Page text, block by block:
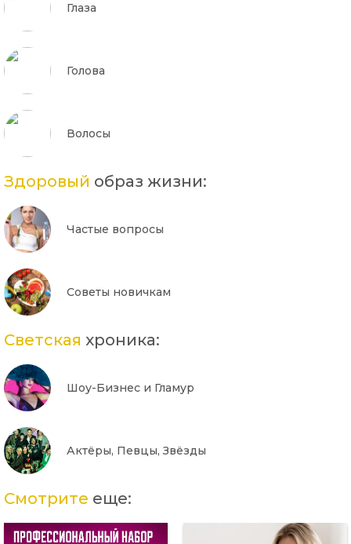
Глаза
Голова
Волосы
Здоровый образ жизни:
Частые вопросы
Советы новичкам
Светская хроника:
Шоу-Бизнес и Гламур
Актёры, Певцы, Звёзды
Смотрите еще: